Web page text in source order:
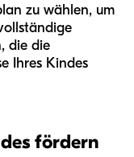
zu wählen, um
die die
Ihres Kindes
fördern